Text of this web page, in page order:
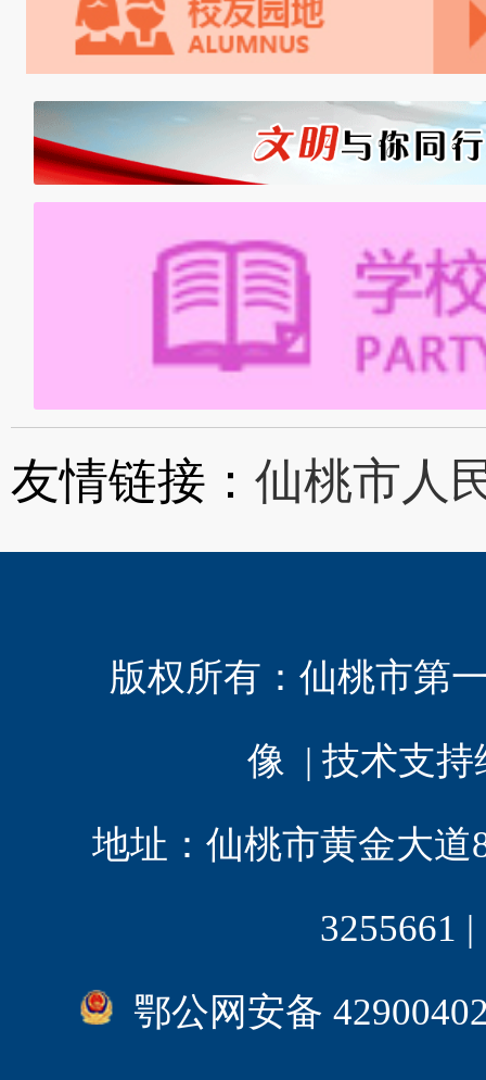
友情链接： 仙桃市人
版权所有： 仙桃市第
像 | 技术支持
地址：仙桃市黄金大道
3255661
鄂公网安备